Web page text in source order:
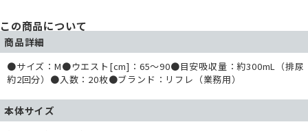
この商品について
商品詳細
●サイズ：M●ウエスト[cm]：65～90●目安吸収量：約300mL（排尿
約2回分）●入数：20枚●ブランド：リフレ（業務用）
本体サイズ